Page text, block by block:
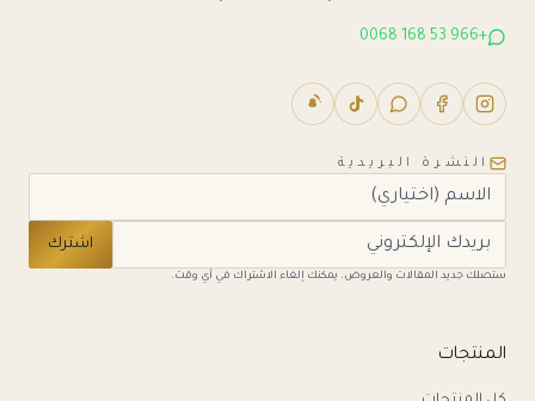
+966 53 168 0068
النشرة البريدية
اشترك
ستصلك جديد المقالات والعروض. يمكنك إلغاء الاشتراك في أي وقت.
المنتجات